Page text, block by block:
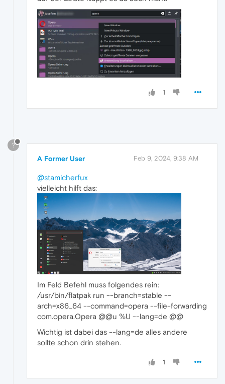
1
?
A Former User Feb 9, 2024, 9:38 AM
@stamicherfux
vielleicht hilft das:
Im Feld Befehl muss folgendes rein:
/usr/bin/flatpak run --branch=stable --
arch=x86_64 --command=opera --file-forwarding
com.opera.Opera @@u %U --lang=de @@
Wichtig ist dabei das --lang=de alles andere
sollte schon drin stehen.
1